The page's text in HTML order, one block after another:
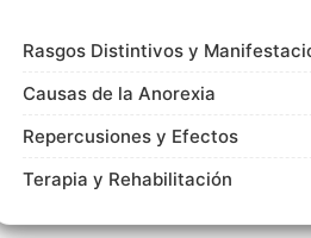
Rasgos Distintivos y
Causas de la Anorexia
Repercusiones y Efectos
Terapia y Rehabilitación